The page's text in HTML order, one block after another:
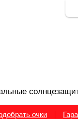
очки